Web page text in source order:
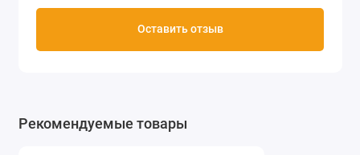
Оставить отзыв
Рекомендуемые товары